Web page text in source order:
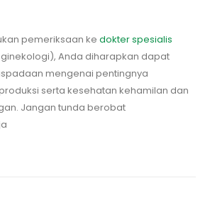
pemeriksaan ke dokter spesialis
Anda diharapkan dapat
mengenai pentingnya
serta kesehatan kehamilan dan
Jangan tunda berobat